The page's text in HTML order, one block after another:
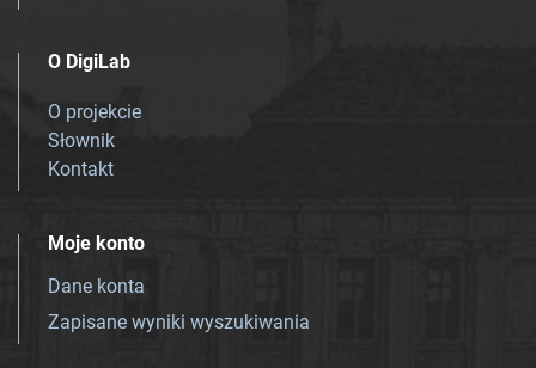
O DigiLab
O projekcie
Słownik
Kontakt
Moje konto
Dane konta
Zapisane wyniki wyszukiwania